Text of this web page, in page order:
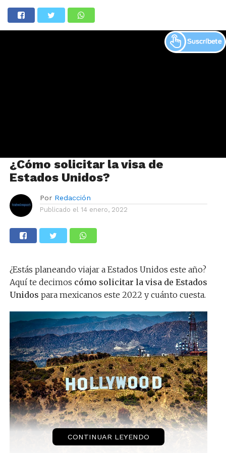
¿Cómo solicitar la visa de
Estados Unidos?
Por Redacción
Publicado el 14 enero, 2022
¿Estás planeando viajar a Estados Unidos este año?
Aquí te decimos cómo solicitar la visa de Estados
Unidos para mexicanos este 2022 y cuánto cuesta.
CONTINUAR LEYENDO